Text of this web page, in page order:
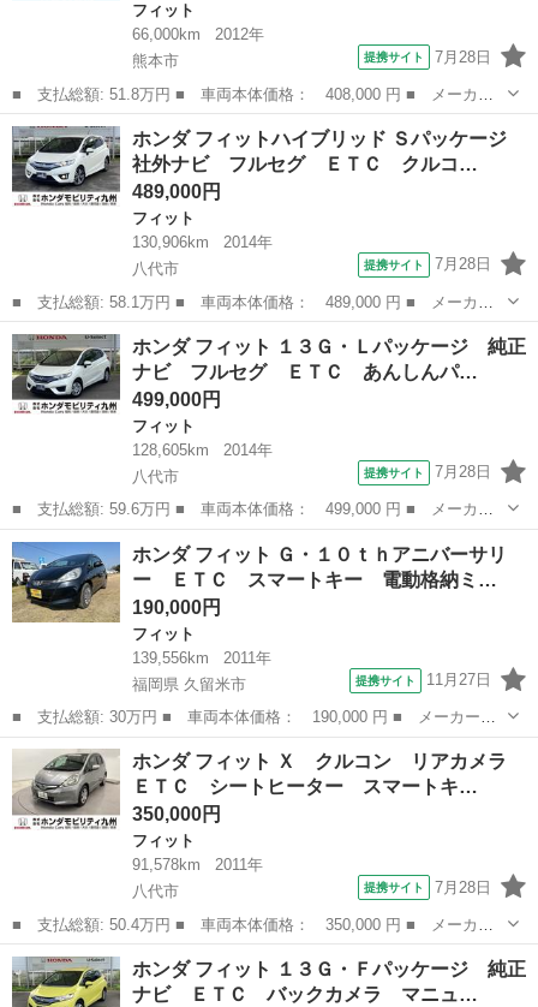
フィット
66,000km
2012年
熊本市
提携サイト 7月28日
■ 支払総額: 51.8万円 ■ 車両本体価格： 408,000 円 ■ メーカー
名： ホンダ ■ 車種名： フィット ■ グレード名： １３Ｇ・１
０ｔｈアニバーサリー 社外 ＳＤナビ／Ｂｌｕｅｔｏｏｔｈ接続／
ＥＴＣ／ＥＢ...
熊本 熊本市 フィット
ホンダ フィットハイブリッド Ｓパッケージ
社外ナビ フルセグ ＥＴＣ クルコ…
489,000円
フィット
130,906km
2014年
八代市
提携サイト 7月28日
■ 支払総額: 58.1万円 ■ 車両本体価格： 489,000 円 ■ メーカー
名： ホンダ ■ 車種名： フィットハイブリッド ■ グレード
名： Ｓパッケージ 社外ナビ フルセグ ＥＴＣ クルコン 助手
席エアバッグ 運...
熊本 八代市 フィット
ホンダ フィット １３Ｇ・Ｌパッケージ 純正
ナビ フルセグ ＥＴＣ あんしんパ…
499,000円
フィット
128,605km
2014年
八代市
提携サイト 7月28日
■ 支払総額: 59.6万円 ■ 車両本体価格： 499,000 円 ■ メーカー
名： ホンダ ■ 車種名： フィット ■ グレード名： １３Ｇ・Ｌ
パッケージ 純正ナビ フルセグ ＥＴＣ あんしんパッケージ 電
動格納ドアミ...
熊本 八代市 フィット
ホンダ フィット Ｇ・１０ｔｈアニバーサリ
ー ＥＴＣ スマートキー 電動格納ミ…
190,000円
フィット
139,556km
2011年
福岡県 久留米市
提携サイト 11月27日
■ 支払総額: 30万円 ■ 車両本体価格： 190,000 円 ■ メーカー
名： ホンダ ■ 車種名： フィット ■ グレード名： Ｇ・１０ｔ
ｈアニバーサリー ＥＴＣ スマートキー 電動格納ミラー ＣＶ
Ｔ 盗難防止システ...
福岡 久留米市 フィット
ホンダ フィット Ｘ クルコン リアカメラ
ＥＴＣ シートヒーター スマートキ…
350,000円
フィット
91,578km
2011年
八代市
提携サイト 7月28日
■ 支払総額: 50.4万円 ■ 車両本体価格： 350,000 円 ■ メーカー
名： ホンダ ■ 車種名： フィット ■ グレード名： Ｘ クルコ
ン リアカメラ ＥＴＣ シートヒーター スマートキーシステム
ＤＶＤ イモ...
熊本 八代市 フィット
ホンダ フィット １３Ｇ・Ｆパッケージ 純正
ナビ ＥＴＣ バックカメラ マニュ…